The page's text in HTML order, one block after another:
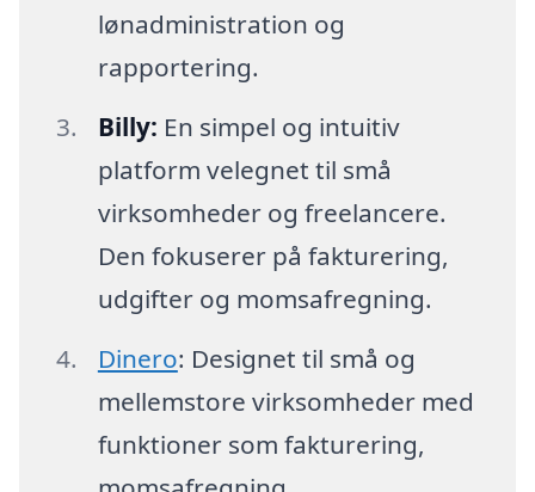
lønadministration og
rapportering.
Billy: En simpel og intuitiv
platform velegnet til små
virksomheder og freelancere.
Den fokuserer på fakturering,
udgifter og momsafregning.
Dinero: Designet til små og
mellemstore virksomheder med
funktioner som fakturering,